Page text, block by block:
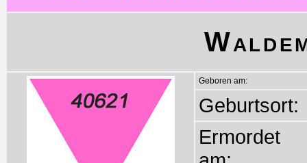
Geboren am:
Geburtsort:
Ermordet